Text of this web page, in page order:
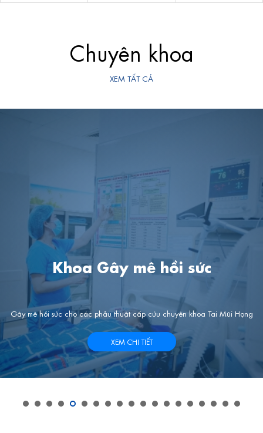
Chuyên khoa
XEM TẤT CẢ
bệnh viện
Khoa Gây mê hồi sức
Gây mê hồi sức cho các phẫu thuật cấp cứu chuyên khoa Tai Mũi Họng
XEM CHI TIẾT